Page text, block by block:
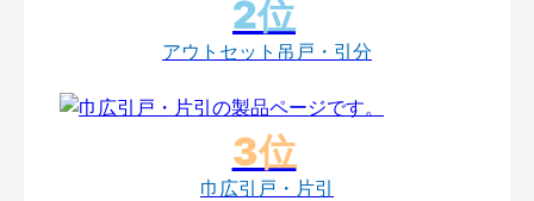
アウトセット吊戸・引分
巾広引戸・片引